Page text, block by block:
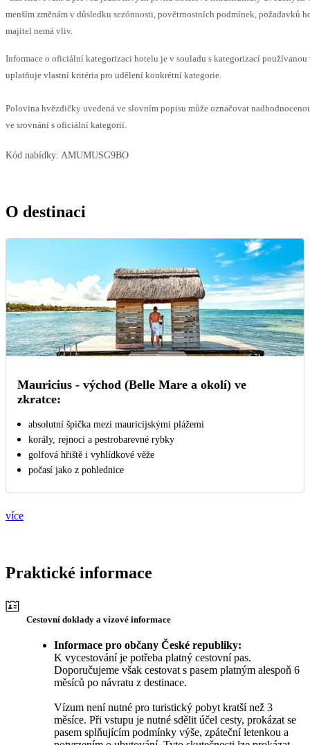
menším změnám v důsledku sezónnosti, povětrnostních podmínek, požadavků
majitel nemá vliv.
Informace o oficiální kategorizaci hotelu je v souladu s kategorizací používanou
uplatňuje vlastní kritéria pro udělení konkrétní kategorie.
Polovina hvězdičky uvedená ve slovním popisu může označovat
ve srovnání s oficiální kategorií.
Kód nabídky: AMUMUSG9BO
O destinaci
Mauricius - východ (Belle Mare a okolí) ve
zkratce:
absolutní špička mezi mauricijskými plážemi
korály, rejnoci a pestrobarevné rybky
golfová hřiště i vyhlídkové věže
počasí jako z pohlednice
více
Praktické informace
Cestovní doklady a vízové informace
Informace pro občany České republiky:
K vycestování je potřeba platný cestovní pas.
Doporučujeme však cestovat s pasem platným alespoň 6
měsíců po návratu z destinace.
Vízum není nutné pro turistický pobyt kratší než 3
měsíce. Při vstupu je nutné sdělit účel cesty, prokázat se
pasem splňujícím podmínky výše, zpáteční letenkou a